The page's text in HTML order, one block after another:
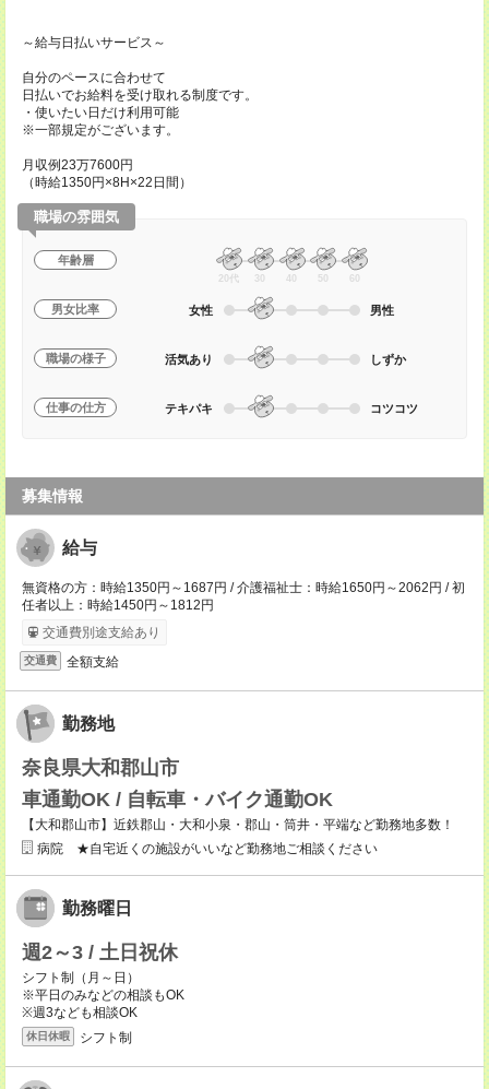
～給与日払いサービス～
自分のペースに合わせて
日払いでお給料を受け取れる制度です。
・使いたい日だけ利用可能
※一部規定がございます。
月収例23万7600円
（時給1350円×8H×22日間）
職場の雰囲気
年齢層
20代 30 40 50 60
男女比率 女性 男性
職場の様子 活気あり しずか
仕事の仕方 テキパキ コツコツ
募集情報
給与
無資格の方：時給1350円～1687円 / 介護福祉士：時給1650円～2062円 / 初
任者以上：時給1450円～1812円
交通費別途支給あり
交通費 全額支給
勤務地
奈良県大和郡山市
車通勤OK / 自転車・バイク通勤OK
【大和郡山市】近鉄郡山・大和小泉・郡山・筒井・平端など勤務地多数！
病院 ★自宅近くの施設がいいなど勤務地ご相談ください
勤務曜日
週2～3 / 土日祝休
シフト制（月～日）
※平日のみなどの相談もOK
※週3なども相談OK
休日休暇 シフト制